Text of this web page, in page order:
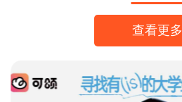
查看更多